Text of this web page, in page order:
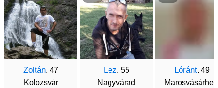
Zoltán, 47
Kolozsvár
Lez, 55
Nagyvárad
Lóránt, 49